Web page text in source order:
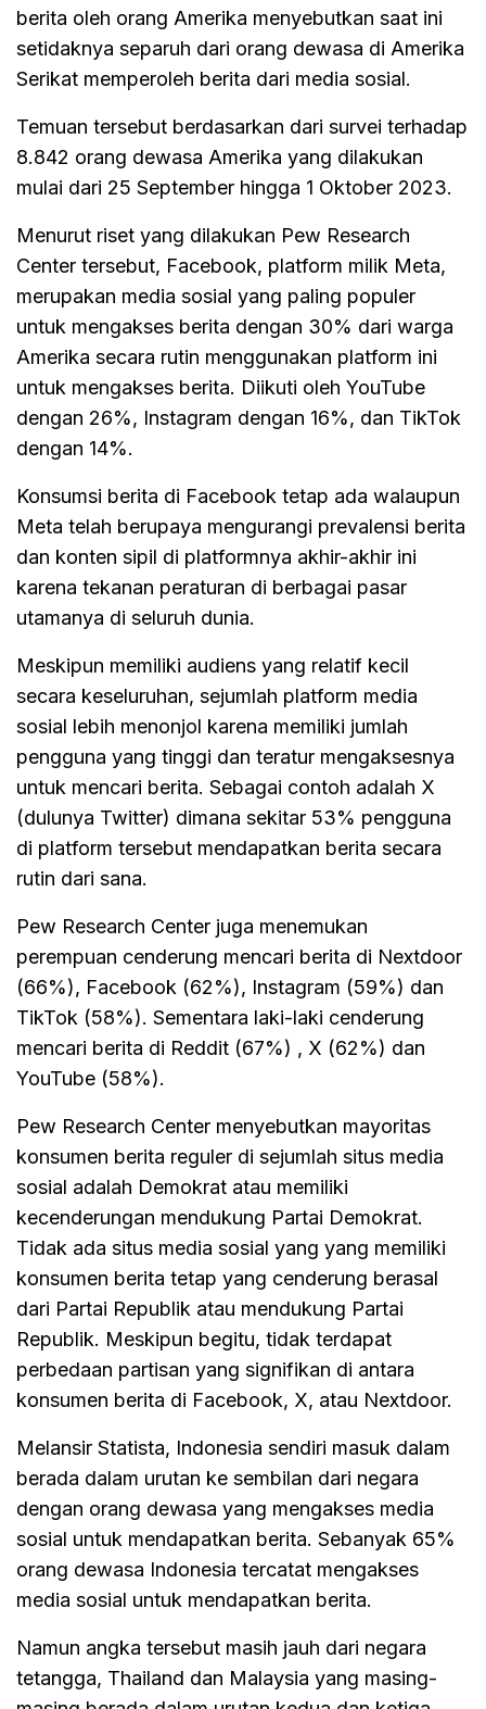
berita oleh orang Amerika menyebutkan saat ini
setidaknya separuh dari orang dewasa di Amerika
Serikat memperoleh berita dari media sosial.
Temuan tersebut berdasarkan dari survei terhadap
8.842 orang dewasa Amerika yang dilakukan
mulai dari 25 September hingga 1 Oktober 2023.
Menurut riset yang dilakukan Pew Research
Center tersebut, Facebook, platform milik Meta,
merupakan media sosial yang paling populer
untuk mengakses berita dengan 30% dari warga
Amerika secara rutin menggunakan platform ini
untuk mengakses berita. Diikuti oleh YouTube
dengan 26%, Instagram dengan 16%, dan TikTok
dengan 14%.
Konsumsi berita di Facebook tetap ada walaupun
Meta telah berupaya mengurangi prevalensi berita
dan konten sipil di platformnya akhir-akhir ini
karena tekanan peraturan di berbagai pasar
utamanya di seluruh dunia.
Meskipun memiliki audiens yang relatif kecil
secara keseluruhan, sejumlah platform media
sosial lebih menonjol karena memiliki jumlah
pengguna yang tinggi dan teratur mengaksesnya
untuk mencari berita. Sebagai contoh adalah X
(dulunya Twitter) dimana sekitar 53% pengguna
di platform tersebut mendapatkan berita secara
rutin dari sana.
Pew Research Center juga menemukan
perempuan cenderung mencari berita di Nextdoor
(66%), Facebook (62%), Instagram (59%) dan
TikTok (58%). Sementara laki-laki cenderung
mencari berita di Reddit (67%) , X (62%) dan
YouTube (58%).
Pew Research Center menyebutkan mayoritas
konsumen berita reguler di sejumlah situs media
sosial adalah Demokrat atau memiliki
kecenderungan mendukung Partai Demokrat.
Tidak ada situs media sosial yang yang memiliki
konsumen berita tetap yang cenderung berasal
dari Partai Republik atau mendukung Partai
Republik. Meskipun begitu, tidak terdapat
perbedaan partisan yang signifikan di antara
konsumen berita di Facebook, X, atau Nextdoor.
Melansir Statista, Indonesia sendiri masuk dalam
berada dalam urutan ke sembilan dari negara
dengan orang dewasa yang mengakses media
sosial untuk mendapatkan berita. Sebanyak 65%
orang dewasa Indonesia tercatat mengakses
media sosial untuk mendapatkan berita.
Namun angka tersebut masih jauh dari negara
tetangga, Thailand dan Malaysia yang masing-